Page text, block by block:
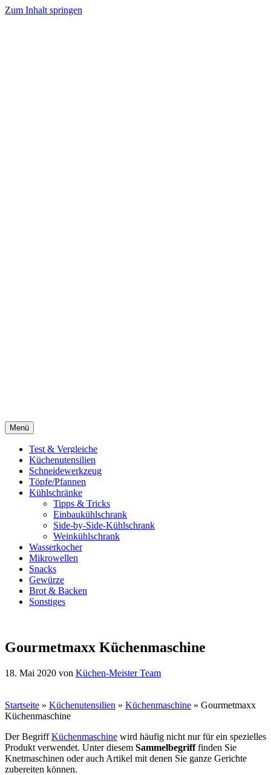
Zum Inhalt springen
Menü
Test & Vergleiche
Küchenutensilien
Schneidewerkzeug
Töpfe/Pfannen
Kühlschränke
Tipps & Tricks
Einbaukühlschrank
Side-by-Side-Kühlschrank
Weinkühlschrank
Wasserkocher
Mikrowellen
Snacks
Gewürze
Brot & Backen
Sonstiges
Gourmetmaxx Küchenmaschine
18. Mai 2020 von Küchen-Meister Team
Startseite » Küchenutensilien » Küchenmaschine » Gourmetmaxx
Küchenmaschine
Der BegriffKüchenmaschine wird häufig nicht nur für ein spezielles
Produkt verwendet. Unter diesem Sammelbegrifffinden Sie
Knetmaschinen oder auch Artikel mit denen Sie ganze Gerichte
zubereiten können.